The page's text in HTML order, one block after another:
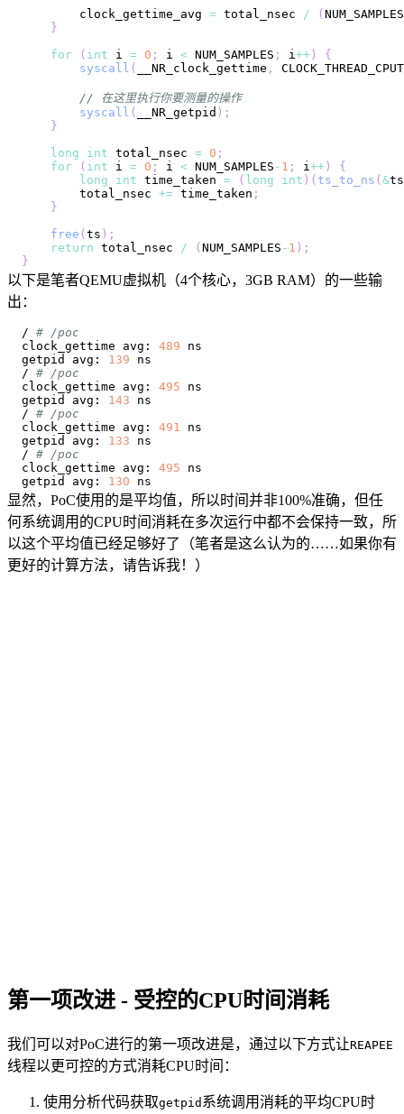
        clock_gettime_avg
= total_nsec / (NUM_SAMPLES
}
for
( int i = 0 ; i < NUM_SAMPLES ; i ++)
{
syscall ( __NR_clock_gettime ,
// 在这里执行你要测量的操作
syscall ( __NR_getpid ) ;
}
long
int total_nsec = 0 ;
for
( int i = 0 ; i < NUM_SAMPLES - 1 ; i ++)
{
long
int time_taken = ( long int ) ( ts_to_ns (&ts
        total_nsec
+= time_taken ;
}
free (ts ) ;
return total_nsec / (NUM_SAMPLES - 1 ) ;
}
以下是笔者QEMU虚拟机（4个核心，3GB RAM）的一些输
出：
/ # /poc
clock_gettime avg: 489
getpid avg: 139
/ # /poc
clock_gettime avg: 495
getpid avg: 143
/ # /poc
clock_gettime avg: 491
getpid avg: 133
/ # /poc
clock_gettime avg: 495
getpid avg: 130
显然，PoC使用的是平均值，所以时间并非100%准确，但任
何系统调用的CPU时间消耗在多次运行中都不会保持一致，所
以这个平均值已经足够好了（笔者是这么认为的……如果你有
更好的计算方法，请告诉我！）
第一项改进 - 受控的CPU时间消耗
我们可以对PoC进行的第一项改进是，通过以下方式让REAPEE
线程以更可控的方式消耗CPU时间：
使用分析代码获取getpid 系统调用消耗的平均CPU时